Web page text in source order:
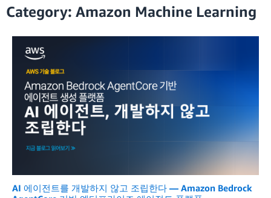
에디션
Category: Amazon Machine Learning
AI 에이전트를 개발하지 않고 조립한다 — Amazon Bedrock